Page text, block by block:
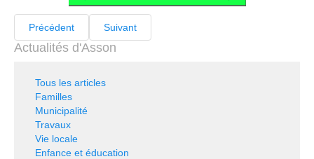
Précédent Suivant
Actualités d'Asson
Tous les articles
Familles
Municipalité
Travaux
Vie locale
Enfance et éducation